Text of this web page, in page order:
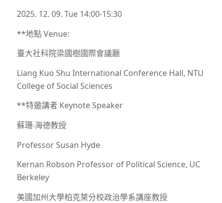
2025. 12. 09. Tue 14:00-15:30
**地點 Venue:
臺大社科院梁國樹國際會議廳
Liang Kuo Shu International Conference Hall, NTU
College of Social Sciences
**特邀講者 Keynote Speaker
蘇珊‧海德教授
Professor Susan Hyde
Kernan Robson Professor of Political Science, UC
Berkeley
美國加州大學柏克萊分校政治學系講座教授